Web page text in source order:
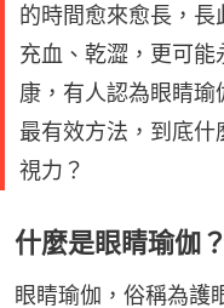
的時間愈來愈長，
充血、乾澀，更可
康，有人認為眼睛
最有效方法，到底
視力？
什麼是眼睛瑜伽？
眼睛瑜伽，俗稱為護